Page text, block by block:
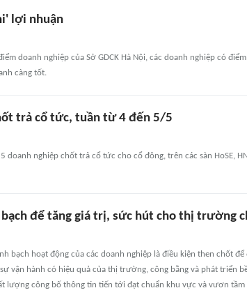
lợi nhuận
doanh nghiệp của Sở GDCK Hà Nội, các doanh nghiệp có
càng tốt.
trả cổ tức, tuần từ 4 đến 5/5
doanh nghiệp chốt trả cổ tức cho cổ đông, trên các sàn HoSE,
để tăng giá trị, sức hút cho thị trường
bạch hoạt động của các doanh nghiệp là điều kiện then chốt
vận hành có hiệu quả của thị trường, công bằng và phát triển
lượng công bố thông tin tiến tới đạt chuẩn khu vực và vươn tầm